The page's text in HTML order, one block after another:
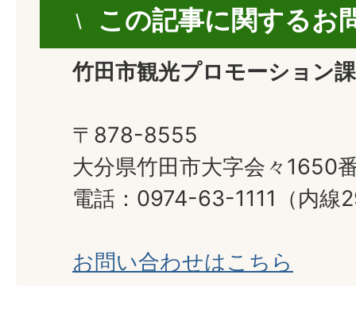
この記事に関するお
竹田市観光プロモーション課
〒878-8555
大分県竹田市大字会々1650
電話：0974-63-1111（内線
お問い合わせはこちら